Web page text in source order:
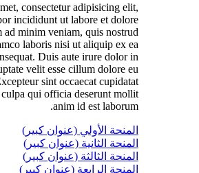
consectetur adipisicing elit,
incididunt ut labore et dolore
ad minim veniam, quis nostrud
laboris nisi ut aliquip ex ea
Duis aute irure dolor in
velit esse cillum dolore eu
sint occaecat cupidatat
qui officia deserunt mollit
anim id est laborum.
المنحة الأولي (عنوان كبير)
المنحة الثانية (عنوان كبير)
المنحة الثالثة (عنوان كبير)
المنحة الرابعة (عنوان كبير)